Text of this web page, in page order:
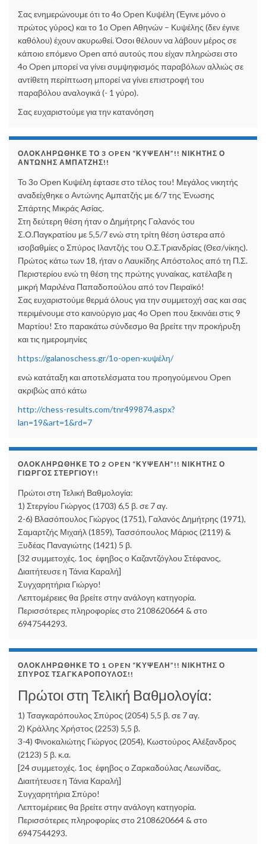
Σας ενημερώνουμε ότι το 4ο Open Κυψέλη (Έγινε μόνο ο
πρώτος γύρος) και το 1ο Open Αθηνών – Κυψέλης (δεν έγινε
καθόλου) έχουν ακυρωθεί. Όσοι θέλουν να λάβουν μέρος σε
κάποιο επόμενο Open από αυτούς που είχαν πληρώσει στο
4ο Open μπορεί να γίνει συμψηφισμός παραβόλων αλλιώς σε
αντίθετη περίπτωση μπορεί να γίνει επιστροφή του
παραβόλου αναλογικά (- 1 γύρο).
Σας ευχαριστούμε για την κατανόηση
ΟΛΟΚΛΗΡΩΘΗΚΕ ΤΟ 3 OPEN “ΚΥΨΕΛΗ”!! ΝΙΚΗΤΗΣ Ο
ΑΝΤΩΝΗΣ ΑΜΠΑΤΖΗΣ!!
Το 3ο Open Κυψέλη έφτασε στο τέλος του! Μεγάλος νικητής
αναδείχθηκε ο Αντώνης Αμπατζής με 6/7 της Ένωσης
Σπάρτης Μικράς Ασίας.
Στη δεύτερη θέση ήταν ο Δημήτρης Γαλανός του
Σ.Ο.Παγκρατίου με 5,5/7 ενώ στη τρίτη θέση ύστερα από
ισοβαθμίες ο Σπύρος Ιλαντζής του Ο.Σ.Τριανδρίας (Θεσ/νίκης).
Πρώτος κάτω των 18, ήταν ο Λαυκίδης Απόστολος από τη Π.Σ.
Περιστερίου ενώ τη θέση της πρώτης γυναίκας, κατέλαβε η
μικρή Μαριλένα Παπαδοπούλου από τον Πειραϊκό!
Σας ευχαριστούμε θερμά όλους για την συμμετοχή σας και σας
περιμένουμε στο καινούργιο μας 4ο Open που ξεκινάει στις 9
Μαρτίου! Στο παρακάτω σύνδεσμο θα βρείτε την προκήρυξη
και τις ημερομηνίες
https://galanoschess.gr/1o-open-κυψέλη/
ενώ κατάταξη και αποτελέσματα του προηγούμενου Open
ακριβώς από κάτω
http://chess-results.com/tnr499874.aspx?
lan=19&art=1&rd=7
ΟΛΟΚΛΗΡΏΘΗΚΕ ΤΟ 2 OPEN “ΚΥΨΈΛΗ”!! ΝΙΚΗΤΉΣ Ο
ΓΙΏΡΓΟΣ ΣΤΕΡΓΊΟΥ!!
Πρώτοι στη Τελική Βαθμολογία:
1) Στεργίου Γιώργος (1703) 6,5 β. σε 7 αγ.
2-6) Βλασόπουλος Γιώργος (1751), Γαλανός Δημήτρης (1971),
Σαμαρτζής Μιχαήλ (1859), Τασσόπουλος Μάριος (2119) &
Ξυδέας Παναγιώτης (1421) 5 β.
[32 συμμετοχές. 1ος έφηβος ο Καζαντζόγλου Στέφανος,
Διαιτήτευσε η Τάνια Καραλή]
Συγχαρητήρια Γιώργο!
Λεπτομέρειες θα βρείτε στην ανάλογη κατηγορία.
Περισσότερες πληροφορίες στο 2108620664 & στο
6947544293.
ΟΛΟΚΛΗΡΏΘΗΚΕ ΤΟ 1 OPEN “ΚΥΨΈΛΗ”!! ΝΙΚΗΤΉΣ Ο
ΣΠΎΡΟΣ ΤΣΑΓΚΑΡΌΠΟΥΛΟΣ!!
Πρώτοι στη Τελική Βαθμολογία:
1) Τσαγκαρόπουλος Σπύρος (2054) 5,5 β. σε 7 αγ.
2) Κράλλης Χρήστος (2253) 5,5 β.
3-4) Φινοκαλιώτης Γιώργος (2054), Κωστούρος Αλέξανδρος
(2123) 5 β. κ.α.
[24 συμμετοχές. 1ος έφηβος ο Ζαρκαδούλας Λεωνίδας,
Διαιτήτευσε η Τάνια Καραλή]
Συγχαρητήρια Σπύρο!
Λεπτομέρειες θα βρείτε στην ανάλογη κατηγορία.
Περισσότερες πληροφορίες στο 2108620664 & στο
6947544293.